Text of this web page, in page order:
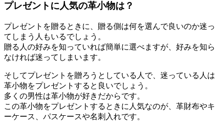
プレゼントに人気の革小物は？
プレゼントを贈るときに、贈る側は何を選んで良いのか迷っ
てしまう人もいるでしょう。
贈る人の好みを知っていれば簡単に選べますが、好みを知ら
なければ迷ってしまいます。
そしてプレゼントを贈ろうとしている人で、迷っている人は
革小物をプレゼントすると良いでしょう。
多くの男性は革小物が好きだからです。
この革小物をプレゼントするときに人気なのが、革財布やキ
ーケース、パスケースや名刺入れです。